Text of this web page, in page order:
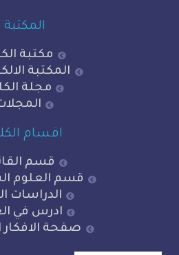
مكتبة الكلية
المكتبة الالكترونية
مجلة الكلية
اقسام الكلية
قسم القانون
قسم العلوم السياسية
الدراسات العليا
ادرس في العراق
صفحة الافكار الابداعية